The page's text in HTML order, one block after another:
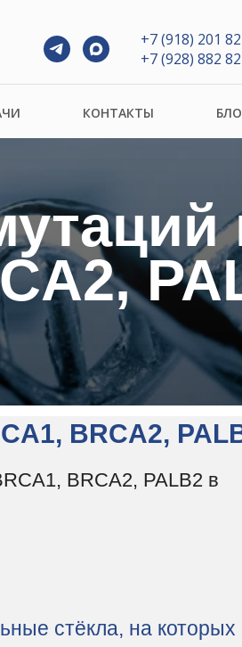
+7 (918) 201
+7 (928) 882
КОНТАКТЫ
стёкла, на которых
BRCA2,
BRCA2, PALB2 в